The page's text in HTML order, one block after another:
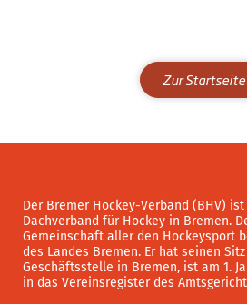
Zur Startseite
Der Bremer Hockey-Verband (BHV)
Dachverband für Hockey in Bremen.
Gemeinschaft aller den Hockeysport
des Landes Bremen. Er hat seinen
Geschäftsstelle in Bremen, ist am 1.
in das Vereinsregister des